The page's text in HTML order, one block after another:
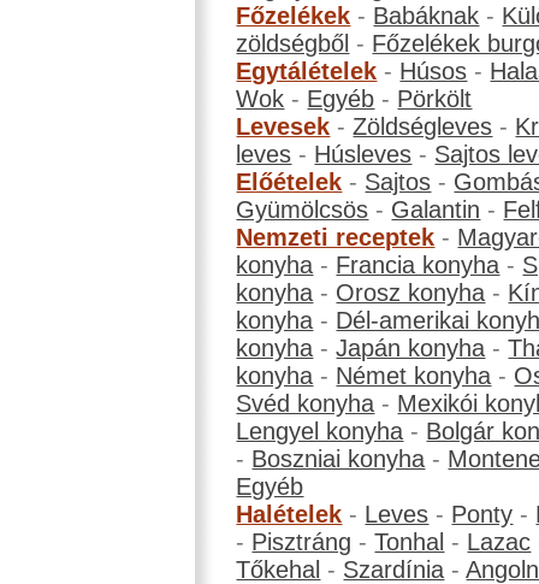
Főzelékek - Babáknak -
zöldségből - Főzelékek
Egytálételek - Húsos -
Wok - Egyéb - Pörkölt
Levesek -Zöldségleves -
leves - Húsleves - Sajtos
Előételek - Sajtos -
Gyümölcsös - Galantin -
Nemzeti receptek -
konyha - Francia konyha -
konyha - Orosz konyha -
konyha - Dél-amerikai
konyha -Japán konyha -
konyha - Német konyha -
Svéd konyha - Mexikói
Lengyel konyha - Bolgár
- Boszniai konyha -
Egyéb
Halételek - Leves - Ponty -
- Pisztráng -Tonhal - Lazac
Tőkehal - Szardínia -